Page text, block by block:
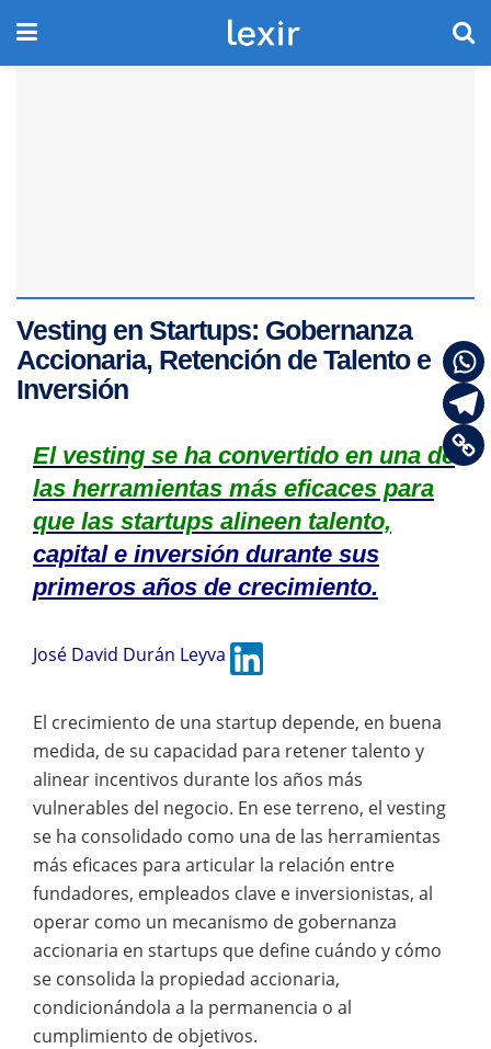
Vesting en Startups: Gobernanza
Accionaria, Retención de Talento e
Inversión
El vesting se ha convertido en una de
las herramientas más eficaces para
que las startups alineen talento,
capital e inversión durante sus
primeros años de crecimiento.
José David Durán Leyva
El crecimiento de una startup depende, en buena
medida, de su capacidad para retener talento y
alinear incentivos durante los años más
vulnerables del negocio. En ese terreno, el vesting
se ha consolidado como una de las herramientas
más eficaces para articular la relación entre
fundadores, empleados clave e inversionistas, al
operar como un mecanismo de gobernanza
accionaria en startups que define cuándo y cómo
se consolida la propiedad accionaria,
condicionándola a la permanencia o al
cumplimiento de objetivos.